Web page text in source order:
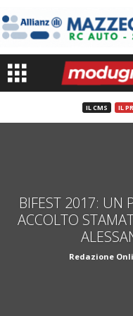
IL CMS IL
BIFEST 2017: UN
ACCOLTO
Redazione